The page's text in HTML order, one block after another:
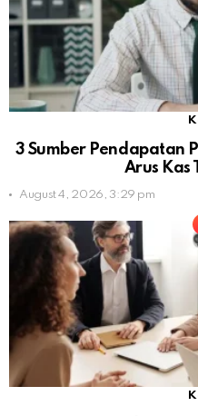
3 Sumber Pendapatan
Arus Kas
August 4, 2026, 3:29 pm